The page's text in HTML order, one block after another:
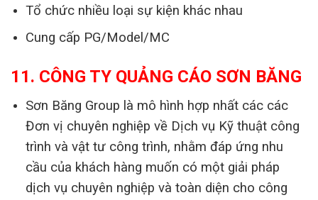
Tổ chức nhiều loại sự kiện khác nhau
Cung cấp PG/Model/MC
11. CÔNG TY QUẢNG CÁO SƠN BĂNG
Sơn Băng Group là mô hình hợp nhất các các
Đơn vị chuyên nghiệp về Dịch vụ Kỹ thuật công
trình và vật tư công trình, nhằm đáp ứng nhu
cầu của khách hàng muốn có một giải pháp
dịch vụ chuyên nghiệp và toàn diện cho công